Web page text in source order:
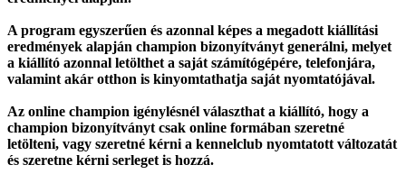
A program egyszerűen és azonnal képes a megadott kiállítási
eredmények alapján champion bizonyítványt generálni, melyet
a kiállító azonnal letölthet a saját számítógépére, telefonjára,
valamint akár otthon is kinyomtathatja saját nyomtatójával.
Az online champion igénylésnél választhat a kiállító, hogy a
champion bizonyítványt csak online formában szeretné
letölteni, vagy szeretné kérni a kennelclub nyomtatott változatát
és szeretne kérni serleget is hozzá.